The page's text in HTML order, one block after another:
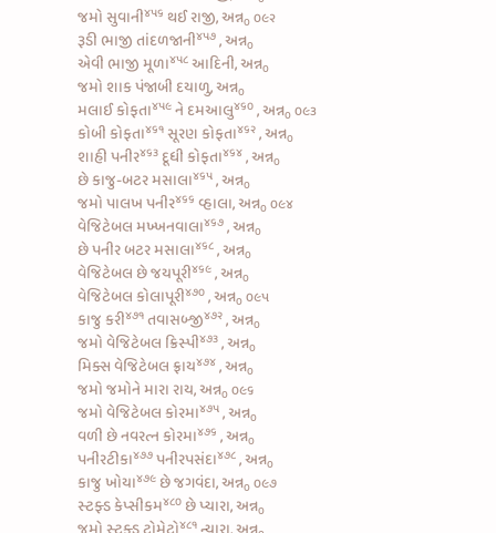
જમોસુવાની૪૫૬ થઈ રાજી, અન્ન૦ ૦૯૨
રૂડી ભાજી તાંદળજાની૪૫૭ , અન્ન૦
એવી ભાજી મૂળા૪૫૮ આદિની, અન્ન૦
જમો શાક પંજાબી દયાળુ, અન્ન૦
મલાઈ કોફતા૪૫૯ ને દમઆલુ૪૬૦ , અન્ન૦ ૦૯૩
કોબી કોફતા૪૬૧ સૂરણ કોફતા૪૬૨ , અન્ન૦
શાહી પનીર૪૬૩ દૂધી કોફતા૪૬૪ , અન્ન૦
છેકાજુ-બટર મસાલા૪૬૫ , અન્ન૦
જમોપાલખ પનીર૪૬૬ વ્હાલા, અન્ન૦ ૦૯૪
વેજિટેબલ મખ્ખનવાલા૪૬૭ , અન્ન૦
છેપનીર બટર મસાલા૪૬૮ , અન્ન૦
વેજિટેબલ છે જયપૂરી૪૬૯ , અન્ન૦
વેજિટેબલ કોલાપૂરી૪૭૦ , અન્ન૦ ૦૯૫
કાજુ કરી૪૭૧ તવાસબ્જી૪૭૨ , અન્ન૦
જમોવેજિટેબલ ક્રિસ્પી૪૭૩ , અન્ન૦
મિક્સ વેજિટેબલ ફ્રાય૪૭૪ , અન્ન૦
જમો જમોને મારા રાય, અન્ન૦ ૦૯૬
જમોવેજિટેબલ કોરમા૪૭૫ , અન્ન૦
વળી છેનવરત્ન કોરમા૪૭૬ , અન્ન૦
પનીરટીકા૪૭૭ પનીરપસંદા૪૭૮ , અન્ન૦
કાજુ ખોયા૪૭૯ છે જગવંદા, અન્ન૦ ૦૯૭
સ્ટફ્ડ કેપ્સીકમ૪૮૦ છે પ્યારા, અન્ન૦
૪૮૧